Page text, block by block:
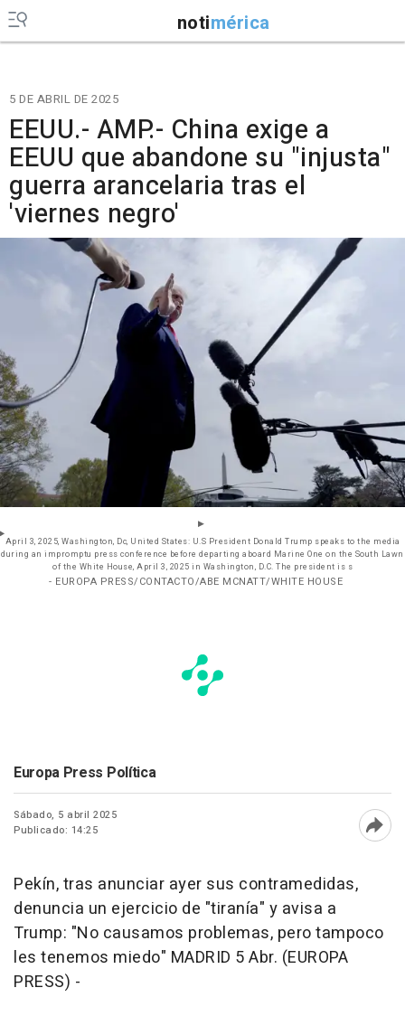
notimérica
5 DE ABRIL DE 2025
EEUU.- AMP.- China exige a
EEUU que abandone su "injusta"
guerra arancelaria tras el
'viernes negro'
April 3, 2025, Washington, Dc, United States: U.S President Donald Trump speaks to the media
during an impromptu press conference before departing aboard Marine One on the South Lawn
of the White House, April 3, 2025 in Washington, D.C. The president is s
- EUROPA PRESS/CONTACTO/ABE MCNATT/WHITE HOUSE
Europa Press Política
Sábado, 5 abril 2025
Publicado: 14:25
Pekín, tras anunciar ayer sus contramedidas,
denuncia un ejercicio de "tiranía" y avisa a
Trump: "No causamos problemas, pero tampoco
les tenemos miedo" MADRID 5 Abr. (EUROPA
PRESS) -